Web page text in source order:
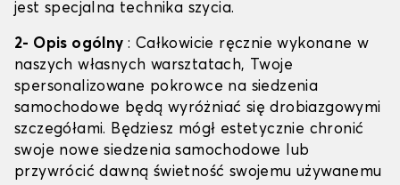
jest specjalna technika szycia.
2- Opis ogólny : Całkowicie ręcznie wykonane w
naszych własnych warsztatach, Twoje
spersonalizowane pokrowce na siedzenia
samochodowe będą wyróżniać się drobiazgowymi
szczegółami. Będziesz mógł estetycznie chronić
swoje nowe siedzenia samochodowe lub
przywrócić dawną świetność swojemu używanemu